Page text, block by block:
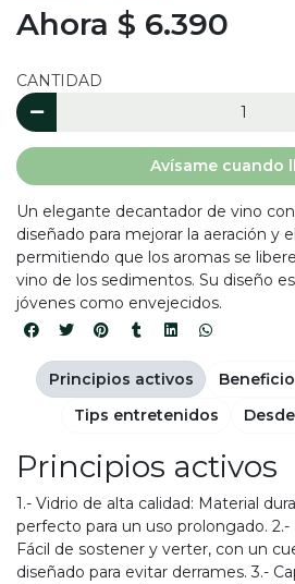
Ahora $ 6.390
CANTIDAD
Avísame cuando
Un elegante decantador de vino
diseñado para mejorar la aeración y
permitiendo que los aromas se
vino de los sedimentos. Su diseño
jóvenes como envejecidos.
Principios activos
1.- Vidrio de alta calidad: Material
perfecto para un uso prolongado.
Fácil de sostener y verter, con un
diseñado para evitar derrames. 3.-
Principios activos
Tips entretenidos